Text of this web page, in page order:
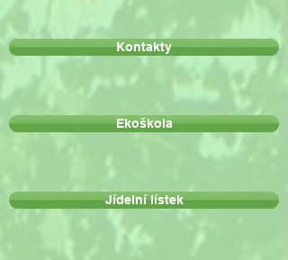
Kontakty
Ekoškola
Jídelní lístek